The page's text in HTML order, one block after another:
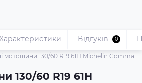
мотошини 130/60 R19 61H Michelin
130/60 R19 61H
Відгуків 0